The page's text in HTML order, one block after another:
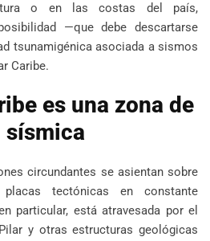
o en las costas del país,
—que debe descartarse
tsunamigénica asociada a sismos
Caribe.
es una zona de
circundantes se asientan sobre
tectónicas en constante
particular, está atravesada por el
y otras estructuras geológicas